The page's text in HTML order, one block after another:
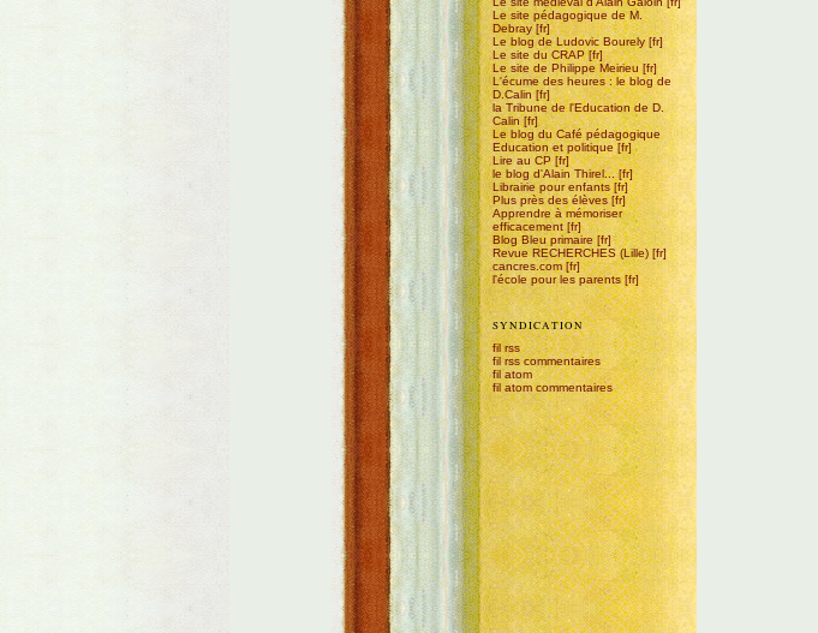
Le site pédagogique de M.
Debray
Le blog de Ludovic Bourely
Le site du CRAP
Le site de Philippe Meirieu
L'écume des heures : le blog de
D.Calin
la Tribune de l'Education de D.
Calin
Le blog du Café pédagogique
Education et politique
Lire au CP
le blog d'Alain Thirel...
Librairie pour enfants
Plus près des élèves
Apprendre à mémoriser
efficacement
Blog Bleu primaire
Revue RECHERCHES (Lille)
cancres.com
l'école pour les parents
SYNDICATION
fil rss
fil rss commentaires
fil atom
fil atom commentaires